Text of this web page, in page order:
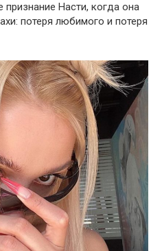
Насти, когда она
потеря любимого и потеря